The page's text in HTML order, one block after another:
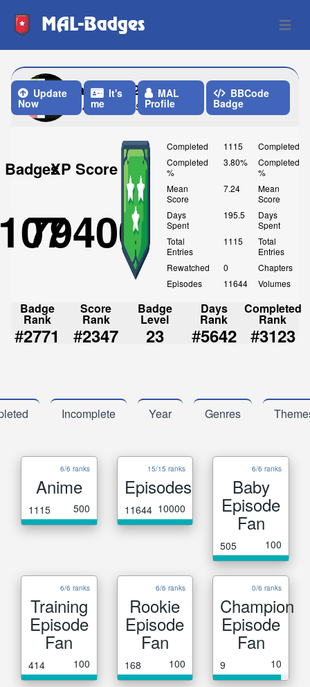
MAL-Badges Open
annana123
Last Update: 9 Hours ago
Update
Now
It's
me
MAL
Profile
BBCode
Badge
BadgesXP Score
79400
Completed
1115
Completed
%
3.80%
Mean
Score
7.24
Days
Spent
195.5
Total
Entries
1115
Rewatched
0
Episodes
11644
Completed
Completed
%
Mean
Score
Days
Spent
Total
Entries
Chapters
Volumes
Badge
Rank
#2771
Score
Rank
#2347
Badge
Level
23
Days
Rank
#5642
Completed
Rank
#3123
Incomplete Year Genres
6/6 ranks
Anime
1115 500
15/15 ranks
Episodes
11644 10000
6/6 ranks
Baby
Episode
Fan
505 100
6/6 ranks
Training
Episode
Fan
414 100
6/6 ranks
Rookie
Episode
Fan
168 100
0/6 ranks
Champion
Episode
Fan
9 10